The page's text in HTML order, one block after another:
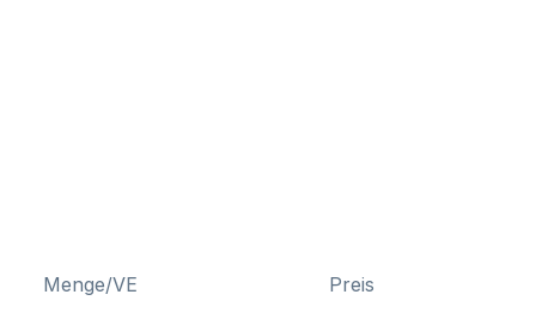
Menge/VE Preis